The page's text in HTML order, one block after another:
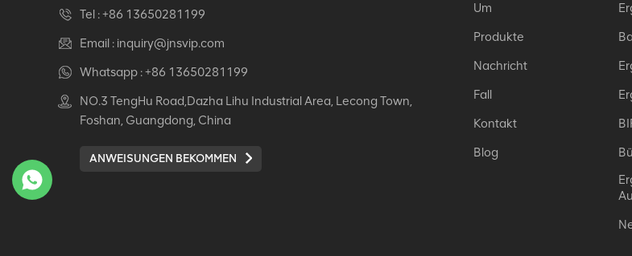
Lederstuhl Auding:
Ultimate Komfort für
Büro- und
Hausgebrauch
Auding Ergonomischer
Lederstuhl: Stilvolle
ganzen Tag Komfort
Tel :+86 13650281199
Email : inquiry@jnsvip.com
Whatsapp :+86 13650281199
NO.3 TengHu Road,Dazha Lihu Industrial Area, Lecong Town,
Foshan, Guangdong, China
ANWEISUNGEN BEKOMMEN
Um
Produkte
Nachricht
Fall
Kontakt
Blog